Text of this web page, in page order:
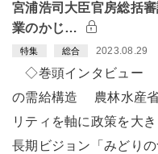
宮浦浩司大臣官房総括
業のかじ…
特集 総合 2023.08.29
◇巻頭インタビュー
の需給構造 農林水産
リティを軸に政策を大
長期ビジョン「みどり